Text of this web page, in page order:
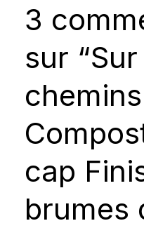
3
sur
cap
brumes